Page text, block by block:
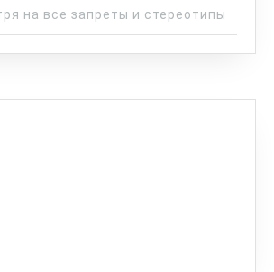
на все запреты и стереотипы